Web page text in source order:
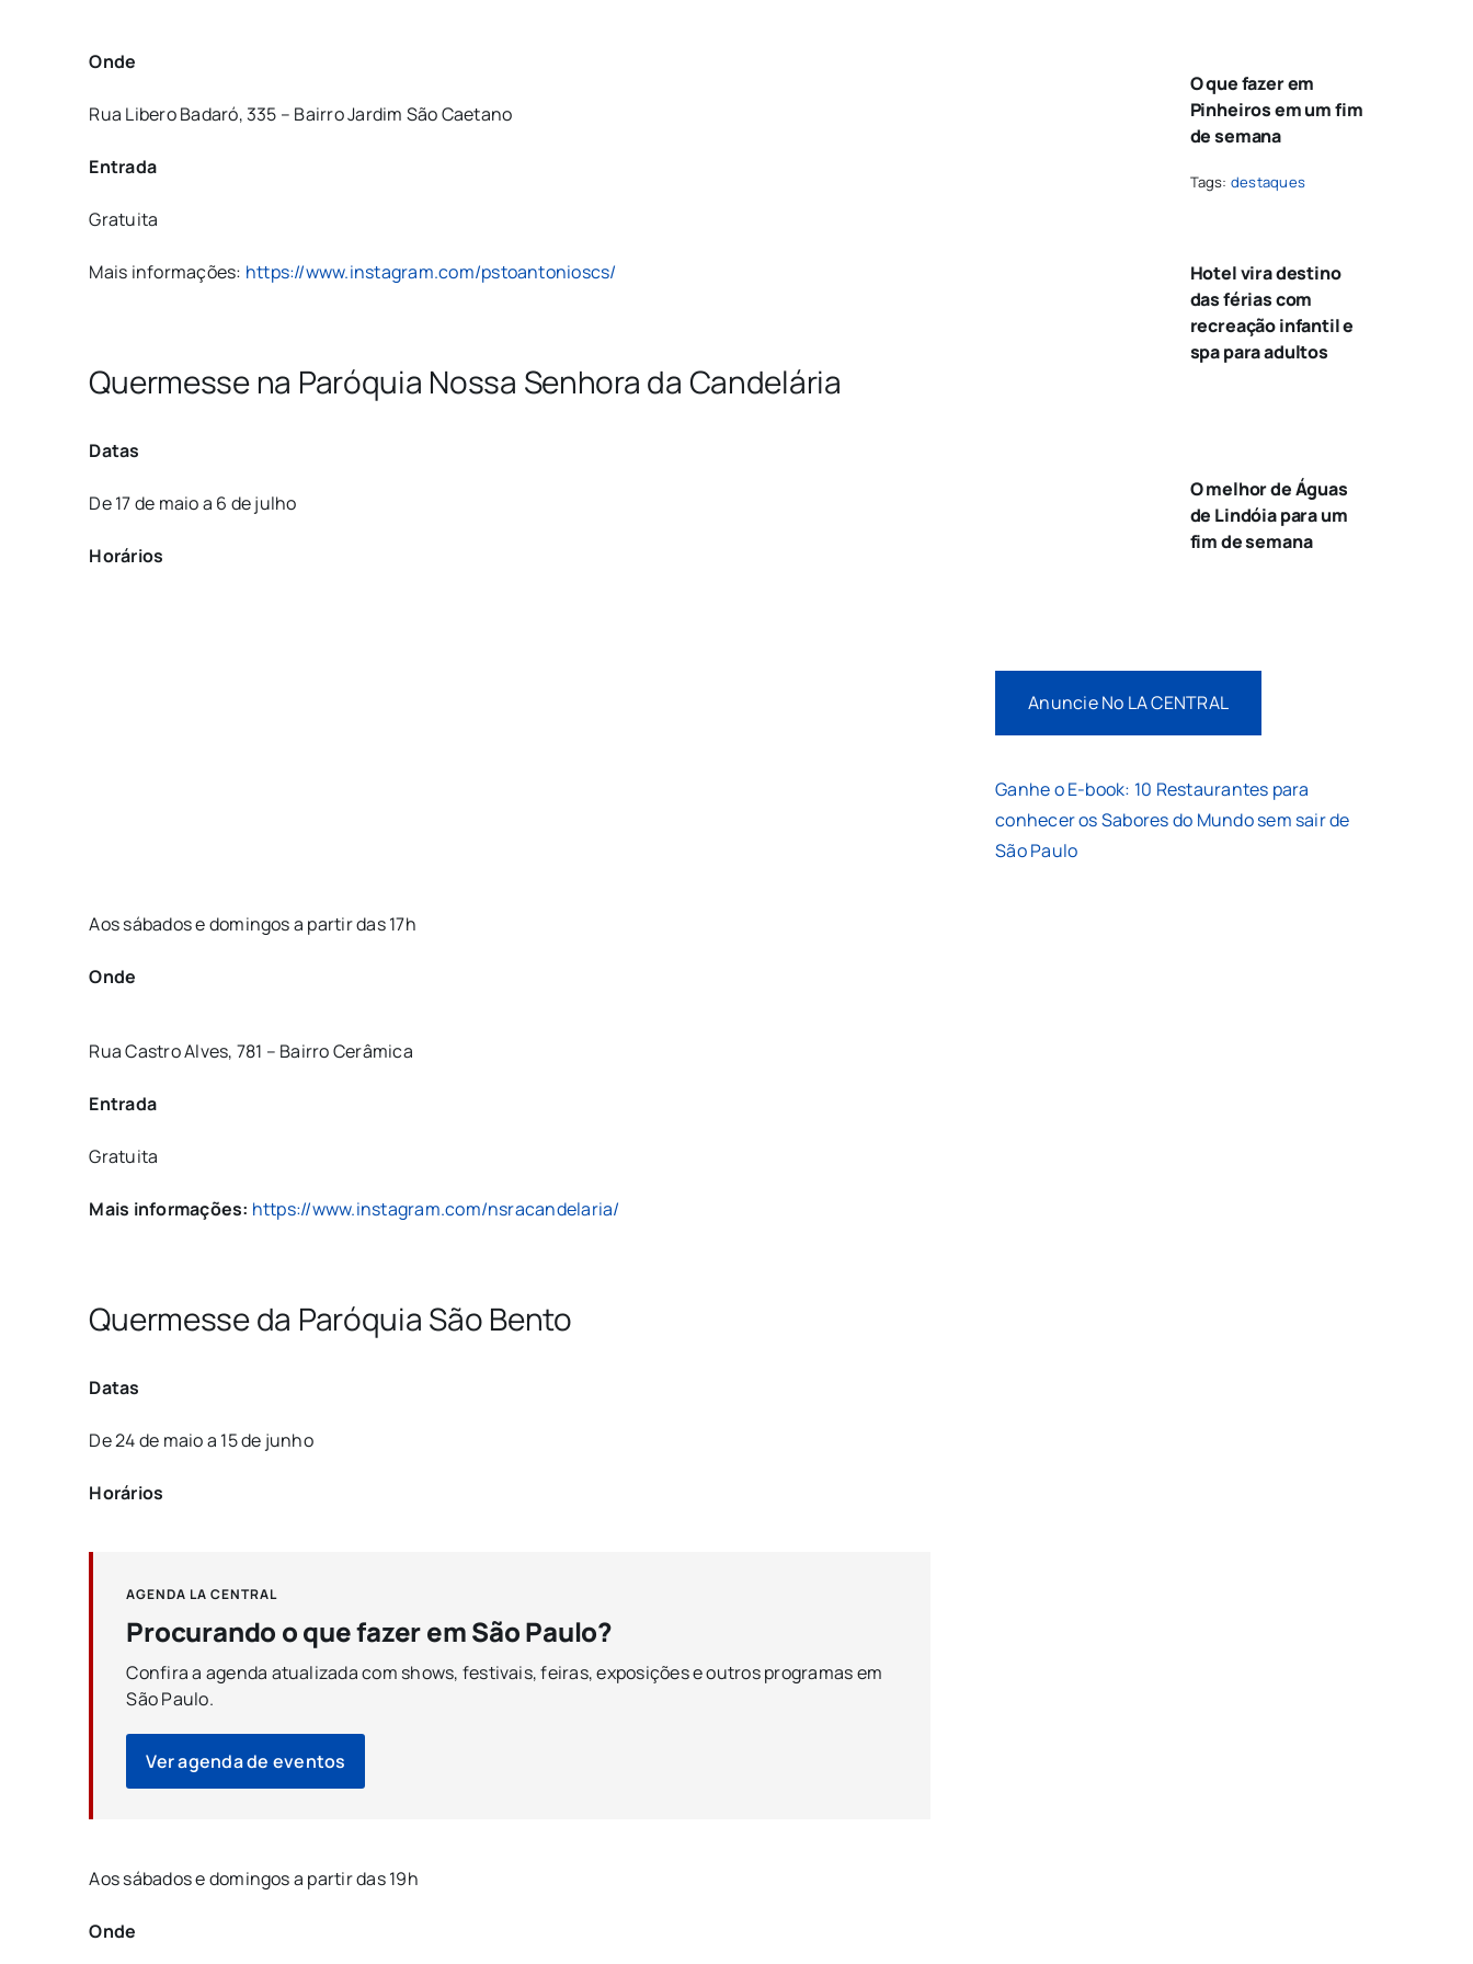
Onde
Rua Libero Badaró, 335 – Bairro Jardim São Caetano
Entrada
Gratuita
Mais informações: https://www.instagram.com/pstoantonioscs/
Quermesse na Paróquia Nossa Senhora da Candelária
Datas
De 17 de maio a 6 de julho
Horários
Aos sábados e domingos a partir das 17h
Onde
Rua Castro Alves, 781 – Bairro Cerâmica
Entrada
Gratuita
Mais informações: https://www.instagram.com/nsracandelaria/
Quermesse da Paróquia São Bento
Datas
De 24 de maio a 15 de junho
Horários
AGENDA LA CENTRAL
Procurando o que fazer em São Paulo?
Confira a agenda atualizada com shows, festivais, feiras, exposições e outros programas em
São Paulo.
Ver agenda de eventos
Aos sábados e domingos a partir das 19h
Onde
O que fazer em
Pinheiros em um fim
de semana
Tags: destaques
Hotel vira destino
das férias com
recreação infantil e
spa para adultos
O melhor de Águas
de Lindóia para um
fim de semana
Anuncie No LA CENTRAL
Ganhe o E-book: 10 Restaurantes para
conhecer os Sabores do Mundo sem sair de
São Paulo